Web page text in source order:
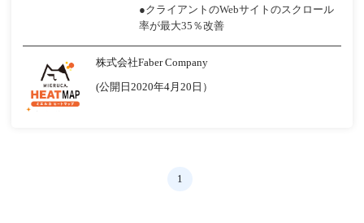
●クライアントのWebサイトのスクロール
率が最大35％改善
株式会社Faber Company
(公開日2020年4月20日）
1